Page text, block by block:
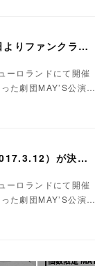
劇団MAY’S再演、本日よりファンクラブ長期会員チケット先行受付開始！
ーロランドにて開催
た劇団MAY’S公演…
劇団MAY'Sの再演（2017.3.12）が決定しました！
ーロランドにて開催
た劇団MAY’S公演…